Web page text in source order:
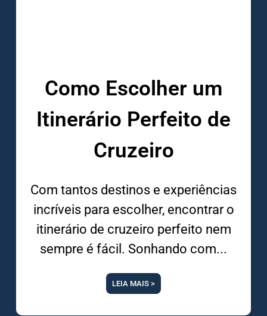
Como Escolher um
Itinerário Perfeito de
Cruzeiro
Com tantos destinos e experiências
incríveis para escolher, encontrar o
itinerário de cruzeiro perfeito nem
sempre é fácil. Sonhando com
LEIA MAIS >